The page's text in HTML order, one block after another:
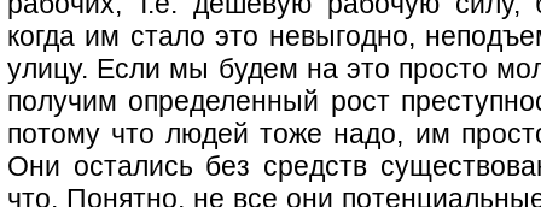
когда им стало это невыгодно,
улицу. Если мы будем на это просто
получим определенный рост
потому что людей тоже надо, им
Они остались без средств
что. Понятно, не все они